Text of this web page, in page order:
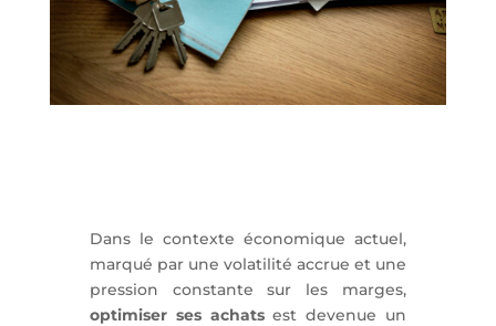
Dans le contexte économique actuel,
marqué par une volatilité accrue et une
pression constante sur les marges,
optimiser ses achatsest devenue un